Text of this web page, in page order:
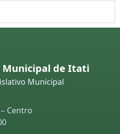
Municipal de Itati
Municipal
Centro